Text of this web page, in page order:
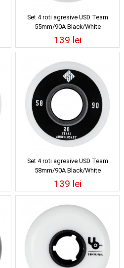
Set 4 roti agresive USD Team
55mm/90A Black/White
139 lei
Set 4 roti agresive USD Team
58mm/90A Black/White
139 lei